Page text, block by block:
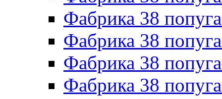
Фабрика 38
Фабрика 38
Фабрика 38
Фабрика 38